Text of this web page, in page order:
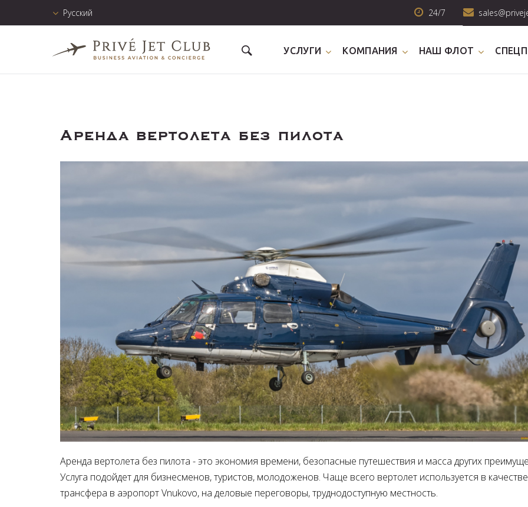
24/7
Русский
УСЛУГИ КОМПАНИЯ НАШ ФЛОТ
Аренда вертолета без пилота
Аренда вертолета без пилота - это экономия времени, безопасные путешествия и масса других
Услуга подойдет для бизнесменов, туристов, молодоженов. Чаще всего вертолет используется в качестве
трансфера в аэропорт Vnukovo, на деловые переговоры, труднодоступную местность.